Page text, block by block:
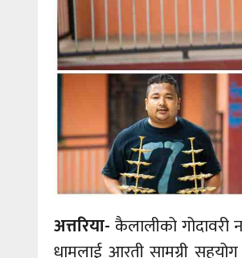
अत्तरिया- कैलालीको गोदावरी
धामलाई आरती सामग्री